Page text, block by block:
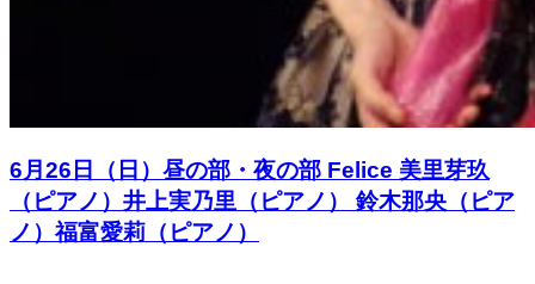
6月26日（日）昼の部・夜の部 Felice 美里芽玖
（ピアノ）井上実乃里（ピアノ） 鈴木那央（ピア
ノ）福富愛莉（ピアノ）